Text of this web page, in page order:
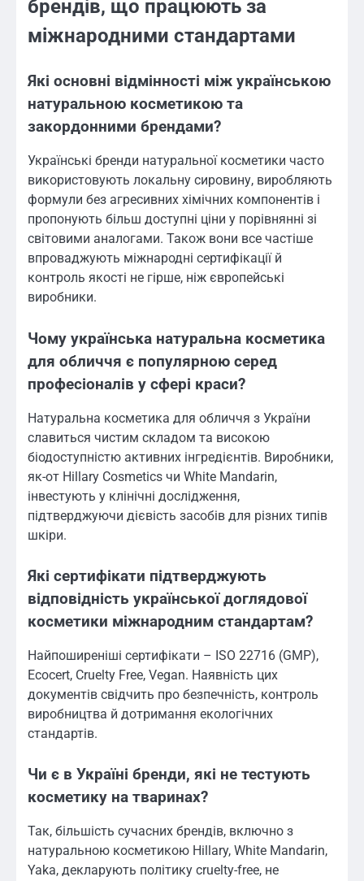
брендів, що працюють за
міжнародними стандартами
Які основні відмінності між українською
натуральною косметикою та
закордонними брендами?
Українські бренди натуральної косметики часто
використовують локальну сировину, виробляють
формули без агресивних хімічних компонентів і
пропонують більш доступні ціни у порівнянні зі
світовими аналогами. Також вони все частіше
впроваджують міжнародні сертифікації й
контроль якості не гірше, ніж європейські
виробники.
Чому українська натуральна косметика
для обличчя є популярною серед
професіоналів у сфері краси?
Натуральна косметика для обличчя з України
славиться чистим складом та високою
біодоступністю активних інгредієнтів. Виробники,
як-от Hillary Cosmetics чи White Mandarin,
інвестують у клінічні дослідження,
підтверджуючи дієвість засобів для різних типів
шкіри.
Які сертифікати підтверджують
відповідність української доглядової
косметики міжнародним стандартам?
Найпоширеніші сертифікати – ISO 22716 (GMP),
Ecocert, Cruelty Free, Vegan. Наявність цих
документів свідчить про безпечність, контроль
виробництва й дотримання екологічних
стандартів.
Чи є в Україні бренди, які не тестують
косметику на тваринах?
Так, більшість сучасних брендів, включно з
натуральною косметикою Hillary, White Mandarin,
Yaka, декларують політику cruelty-free, не